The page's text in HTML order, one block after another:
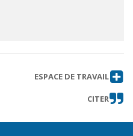
ESPACE DE TRAVAIL
CITER